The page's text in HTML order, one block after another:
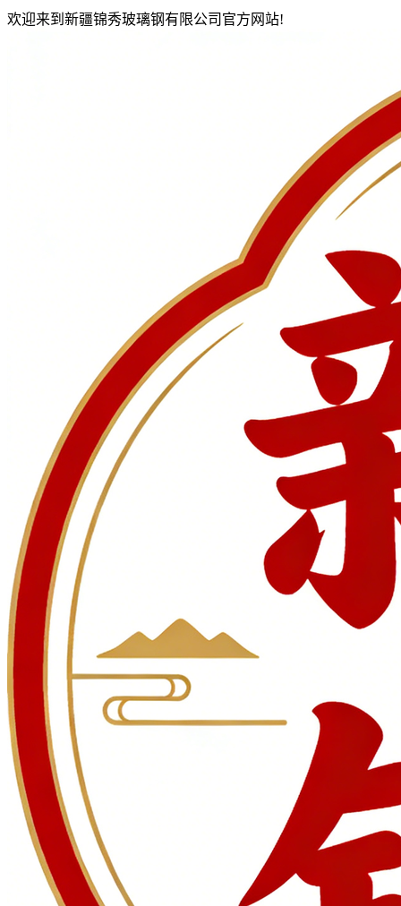
欢迎来到新疆锦秀玻璃钢有限公司官方网站!